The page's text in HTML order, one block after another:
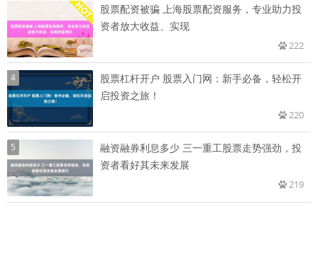
股票配资被骗 上海股票配资服务，专业助力投
资者放大收益、实现
222
4
股票杠杆开户 股票入门网：新手必备，轻松开
启投资之旅！
220
5
融资融券利息多少 三一重工股票走势强劲，投
资者看好其未来发展
219